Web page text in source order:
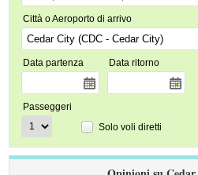
Città o Aeroporto di arrivo
Data partenza Data ritorno
Passeggeri
Solo voli diretti